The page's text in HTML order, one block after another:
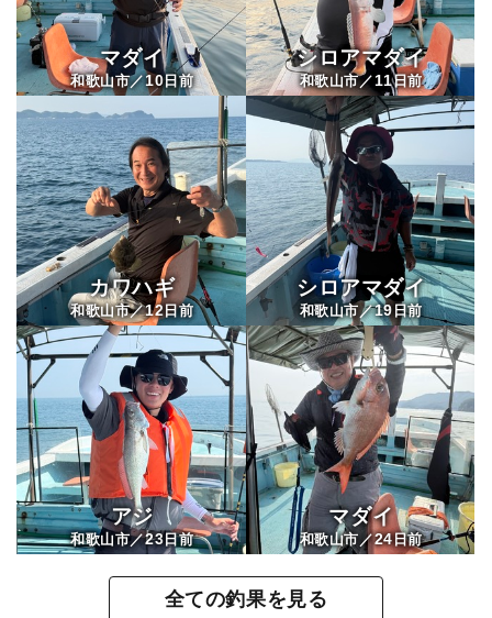
マダイ
和歌山市／10日前
シロアマダイ
和歌山市／ 11日前
カワハギ
和歌山市／12日前
シロアマダイ
和歌山市／19 日前
アジ
和歌山市／23日前
マダイ
和歌山市／24日前
全ての釣果を見る